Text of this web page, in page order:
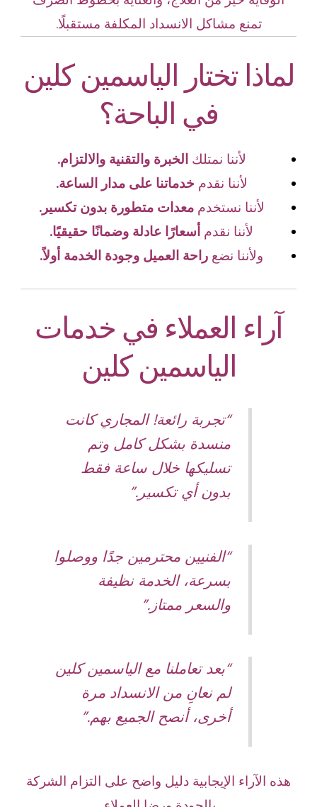
تمنع مشاكل الانسداد المكلفة مستقبلًا.
لماذا تختار الياسمين كلين
في الباحة؟
لأننا نمتلكالخبرة والتقنية والالتزام.
لأننا نقدمخدماتنا على مدار الساعة.
لأننا نستخدممعدات متطورة بدون تكسير.
لأننا نقدم أسعارًا عادلة وضمانًا حقيقيًا.
ولأننا نضع راحة العميل وجودة الخدمة أولاً.
آراء العملاء في خدمات
الياسمين كلين
“تجربة رائعة! المجاري كانت
منسدة بشكل كامل وتم
تسليكها خلال ساعة فقط
بدون أي تكسير.”
“الفنيين محترمين جدًا ووصلوا
بسرعة، الخدمة نظيفة
والسعر ممتاز.”
“بعد تعاملنا مع الياسمين كلين
لم نعانِ من الانسداد مرة
أخرى، أنصح الجميع بهم.”
هذه الآراء الإيجابية دليل واضح على التزام الشركة